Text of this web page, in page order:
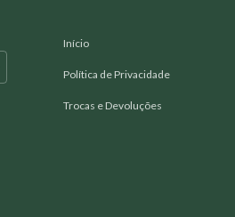
Início
Política de Privacidade
Trocas e Devoluções